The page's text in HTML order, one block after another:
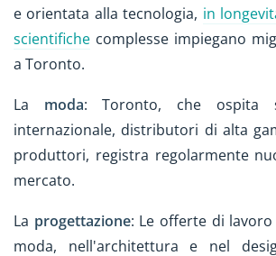
e orientata alla tecnologia, in
scientifiche complesse impiegano
a Toronto.
La moda: Toronto, che ospita
internazionale, distributori di alta
produttori, registra regolarmente
mercato.
La progettazione: Le offerte di
moda, nell'architettura e nel